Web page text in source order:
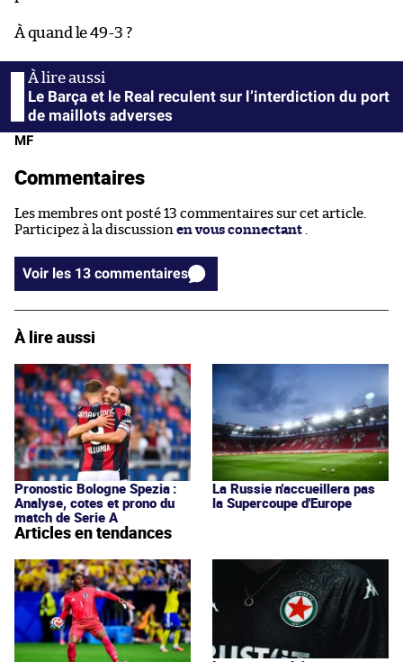
À quand le 49-3 ?
Le Barça et le Real reculent sur l’interdiction du port
de maillots adverses
MF
Commentaires
Les membres ont posté 13 commentaires sur cet article.
Participez à la discussion en vous connectant
Voir les 13 commentaires
À lire aussi
Pronostic Bologne Spezia :
Analyse, cotes et prono du
match de Serie A
La Russie n'accueillera pas
la Supercoupe d'Europe
Articles en tendances